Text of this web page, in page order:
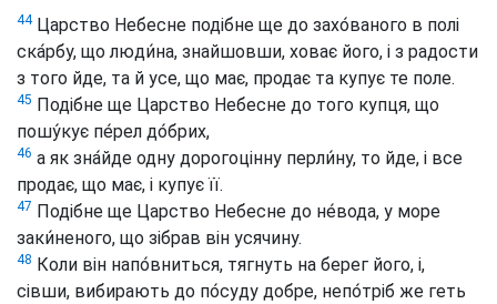
44Царство Небесне подібне ще до захо́ваного в полі
ска́рбу, що люди́на, знайшовши, ховає його, і з радости
з того йде, та й усе, що має, продає та купує те поле.
45 Подібне ще Царство Небесне до того купця, що
пошу́кує пе́рел до́брих,
46 а як зна́йде одну дорогоцінну перли́ну, то йде, і все
продає, що має, і купує її.
47 Подібне ще Царство Небесне до не́вода, у море
заки́неного, що зібрав він усячину.
48 Коли він напо́вниться, тягнуть на берег його, і,
сівши, вибирають до по́суду добре, непо́тріб же геть